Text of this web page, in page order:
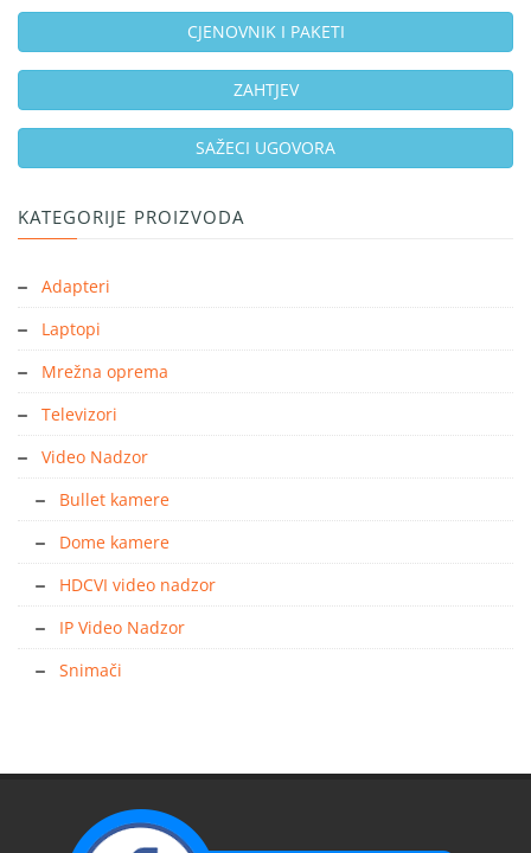
CJENOVNIK I PAKETI
ZAHTJEV
SAŽECI UGOVORA
KATEGORIJE PROIZVODA
Adapteri
Laptopi
Mrežna oprema
Televizori
Video Nadzor
Bullet kamere
Dome kamere
HDCVI video nadzor
IP Video Nadzor
Snimači